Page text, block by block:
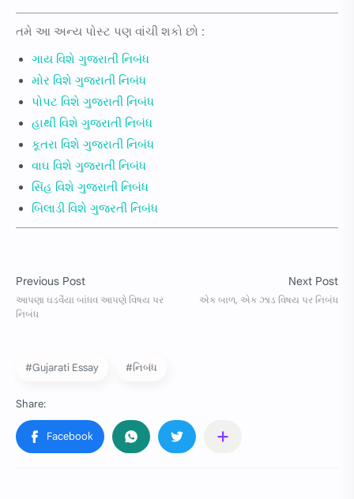
તમે આ અન્ય પોસ્ટ પણ વાંચી શકો છો :
ગાય વિશે ગુજરાતી નિબંધ
મોર વિશે ગુજરાતી નિબંધ
પોપટ વિશે ગુજરાતી નિબંધ
હાથી વિશે ગુજરાતી નિબંધ
કૂતરા વિશે ગુજરાતી નિબંધ
વાઘ વિશે ગુજરાતી નિબંધ
સિંહ વિશે ગુજરાતી નિબંધ
બિલાડી વિશે ગુજરતી નિબંધ
#Gujarati Essay #નિબંધ